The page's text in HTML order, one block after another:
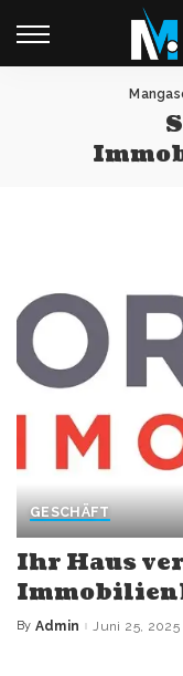
GESCHÄFT
Ihr Haus
Posted
By Admin Juni 25, 2025